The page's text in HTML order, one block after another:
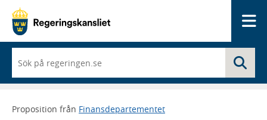
du
börjar
skriva
framträder
Proposition från Finansdepartementet